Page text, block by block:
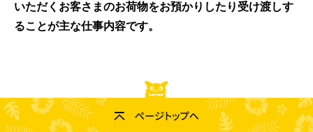
いただくお客さまのお荷物をお預かりしたり受け渡しす
ることが主な仕事内容です。